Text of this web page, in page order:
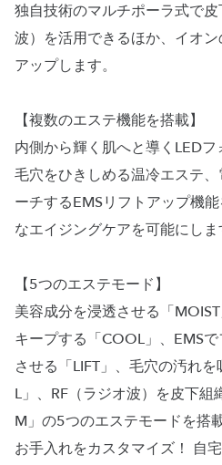
独自技術のマルチポーラ式で
波）を活用できるほか、イオ
アップします。
【複数のエステ機能を搭載】
内側から輝く肌へと導くLED
毛穴をひきしめる温冷エステ
ーチするEMSリフトアップ機
なエイジングケアを可能にしま
【5つのエステモード】
美容成分を浸透させる「
キープする「COOL」、EMS
させる「LIFT」、毛穴の汚れ
L」、RF（ラジオ波）を皮下組
M」の5つのエステモードを搭
お手入れをカスタマイズ！ 自